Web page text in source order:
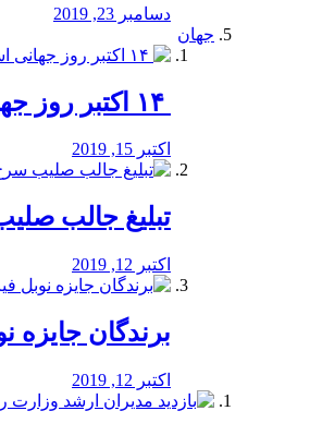
دسامبر 23, 2019
جهان
اکتبر 15, 2019
تبلیغ جالب
اکتبر 12, 2019
برندگان جایزه
اکتبر 12, 2019